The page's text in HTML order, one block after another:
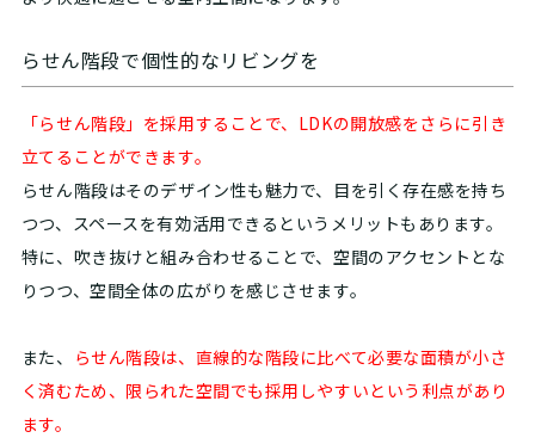
らせん階段で個性的なリビングを
「らせん階段」を採用することで、LDKの開放感をさらに引き
立てることができます。
らせん階段はそのデザイン性も魅力で、目を引く存在感を持ち
つつ、スペースを有効活用できるというメリットもあります。
特に、吹き抜けと組み合わせることで、空間のアクセントとな
りつつ、空間全体の広がりを感じさせます。
また、 らせん階段は、直線的な階段に比べて必要な面積が小さ
く済むため、限られた空間でも採用しやすいという利点があり
ます。